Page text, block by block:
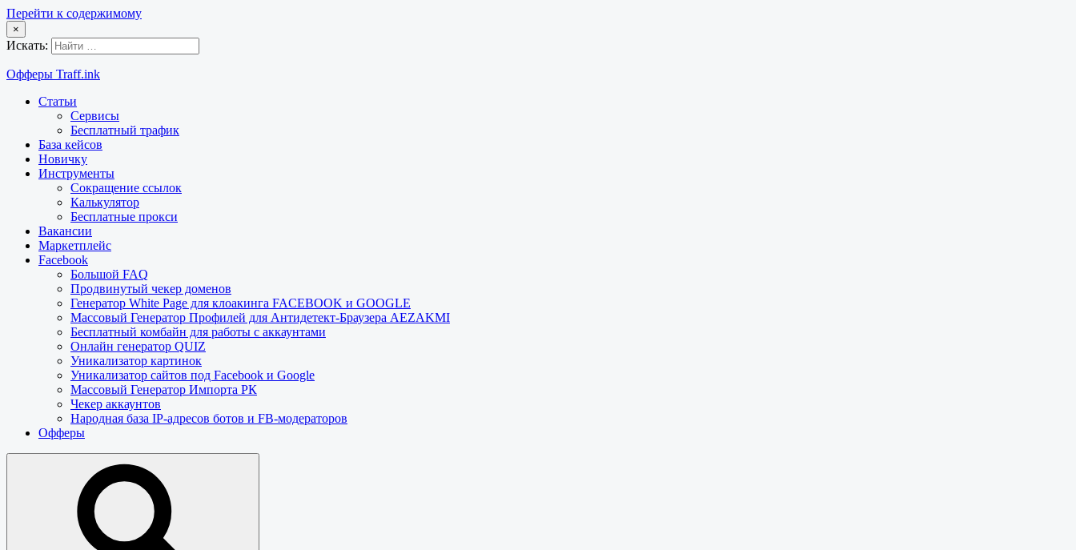
Перейти к содержимому
×
Искать:
Офферы Traff.ink
Статьи
Сервисы
Бесплатный трафик
База кейсов
Новичку
Инструменты
Сокращение ссылок
Калькулятор
Бесплатные прокси
Вакансии
Маркетплейс
Facebook
Большой FAQ
Продвинутый чекер доменов
Генератор White Page для клоакинга FACEBOOK и GOOGLE
Массовый Генератор Профилей для Антидетект-Браузера AEZAKMI
Бесплатный комбайн для работы с аккаунтами
Онлайн генератор QUIZ
Уникализатор картинок
Уникализатор сайтов под Facebook и Google
Массовый Генератор Импорта РК
Чекер аккаунтов
Народная база IP-адресов ботов и FB-модераторов
Офферы